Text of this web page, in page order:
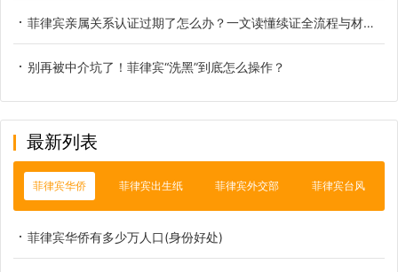
菲律宾亲属关系认证过期了怎么办？一文读懂续证全流程与材料清单
别再被中介坑了！菲律宾“洗黑”到底怎么操作？
最新列表
菲律宾华侨 菲律宾出生纸 菲律宾外交部 菲律宾台风
菲律宾华侨有多少万人口(身份好处)